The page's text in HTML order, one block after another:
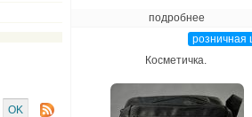
подробнее
розничная
Косметичка.